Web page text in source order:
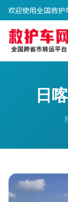
欢迎使用全国救护
日